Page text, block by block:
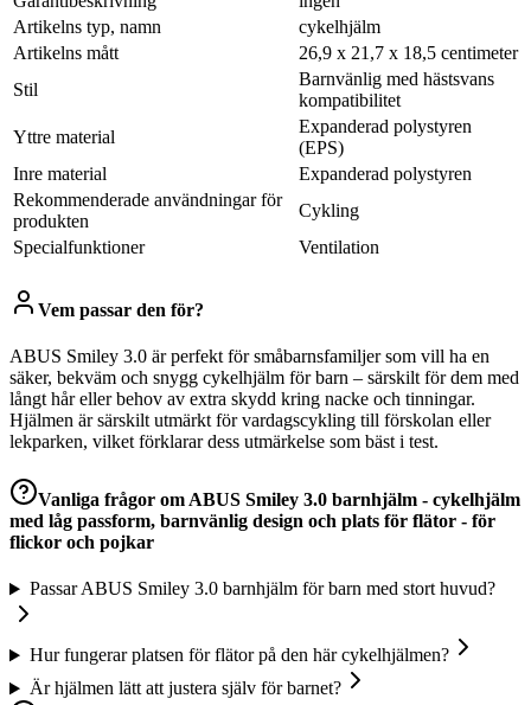
Artikelns typ, namn
cykelhjälm
Artikelns mått
26,9 x 21,7 x 18,5 centimeter
Stil
Barnvänlig med hästsvans
kompatibilitet
Yttre material
Expanderad polystyren
(EPS)
Inre material
Expanderad polystyren
Rekommenderade användningar för
produkten
Cykling
Specialfunktioner
Ventilation
Vem passar den för?
ABUS Smiley 3.0 är perfekt för småbarnsfamiljer som vill ha en
säker, bekväm och snygg cykelhjälm för barn – särskilt för dem med
långt hår eller behov av extra skydd kring nacke och tinningar.
Hjälmen är särskilt utmärkt för vardagscykling till förskolan eller
lekparken, vilket förklarar dess utmärkelse som bäst i test.
Vanliga frågor om ABUS Smiley 3.0 barnhjälm - cykelhjälm
med låg passform, barnvänlig design och plats för flätor - för
flickor och pojkar
Passar ABUS Smiley 3.0 barnhjälm för barn med stort huvud?
Hur fungerar platsen för flätor på den här cykelhjälmen?
Är hjälmen lätt att justera själv för barnet?